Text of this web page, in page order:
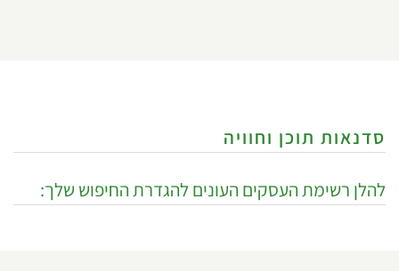
סדנאות תוכן וחוויה
להלן רשימת העסקים העונים להגדרת החיפוש שלך: